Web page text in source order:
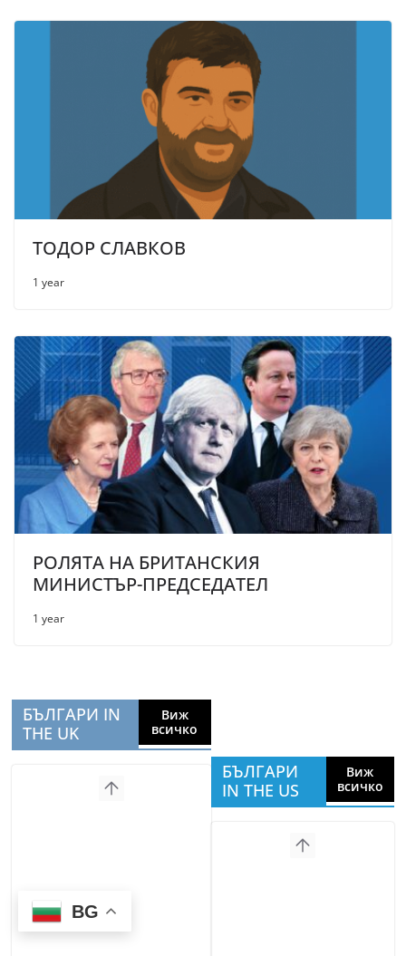
ТОДОР СЛАВКОВ
1 year
РОЛЯТА НА БРИТАНСКИЯ
МИНИСТЪР-ПРЕДСЕДАТЕЛ
1 year
БЪЛГАРИ IN
THE UK
Виж
всичко
БЪЛГАРИ
IN THE US
Виж
всичко
BG